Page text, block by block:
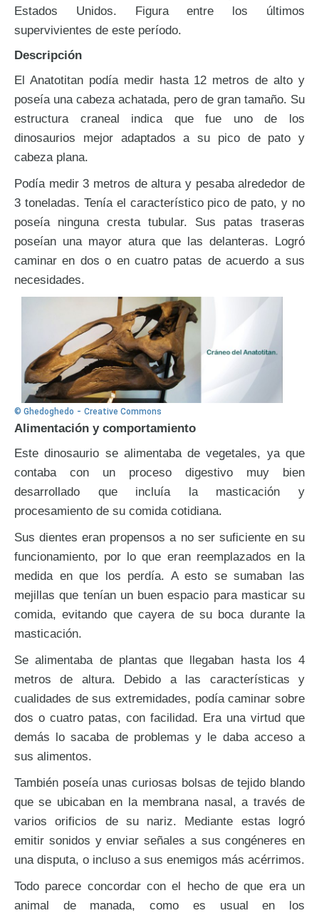
Estados Unidos. Figura entre los últimos
supervivientes de este período.
Descripción
El Anatotitan podía medir hasta 12 metros de alto y
poseía una cabeza achatada, pero de gran tamaño. Su
estructura craneal indica que fue uno de los
dinosaurios mejor adaptados a su pico de pato y
cabeza plana.
Podía medir 3 metros de altura y pesaba alrededor de
3 toneladas. Tenía el característico pico de pato, y no
poseía ninguna cresta tubular. Sus patas traseras
poseían una mayor atura que las delanteras. Logró
caminar en dos o en cuatro patas de acuerdo a sus
necesidades.
© Ghedoghedo - Creative Commons
Alimentación y comportamiento
Este dinosaurio se alimentaba de vegetales, ya que
contaba con un proceso digestivo muy bien
desarrollado que incluía la masticación y
procesamiento de su comida cotidiana.
Sus dientes eran propensos a no ser suficiente en su
funcionamiento, por lo que eran reemplazados en la
medida en que los perdía. A esto se sumaban las
mejillas que tenían un buen espacio para masticar su
comida, evitando que cayera de su boca durante la
masticación.
Se alimentaba de plantas que llegaban hasta los 4
metros de altura. Debido a las características y
cualidades de sus extremidades, podía caminar sobre
dos o cuatro patas, con facilidad. Era una virtud que
demás lo sacaba de problemas y le daba acceso a
sus alimentos.
También poseía unas curiosas bolsas de tejido blando
que se ubicaban en la membrana nasal, a través de
varios orificios de su nariz. Mediante estas logró
emitir sonidos y enviar señales a sus congéneres en
una disputa, o incluso a sus enemigos más acérrimos.
Todo parece concordar con el hecho de que era un
animal de manada, como es usual en los